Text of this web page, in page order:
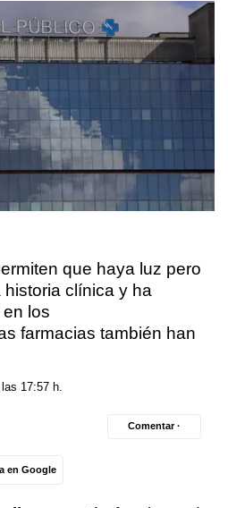
que haya luz pero
clínica y ha
los
farmacias también han
17:57 h.
en Google
Comentar ·